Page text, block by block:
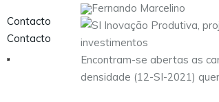
Contacto
Contacto
Fernando Marcelino
Encontram-se abertas as
densidade (12-SI-2021)